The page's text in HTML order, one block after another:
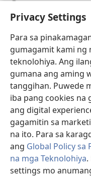
Privacy Settings
Para sa
gumagamit kami ng
teknolohiya. Ang
gumana ang aming
tanggihan. Puwede
iba pang cookies na
ang digital
gagamitin sa
na ito. Para sa
ang Global Policy sa
na mga Teknolohiya
settings mo
(may
na
bagong
window)
Watchtower ONLINE
(may
bubukas
na
bagong
window)
JW Hub ®
(may
bubukas
bagong
window)
JW Library ®
Watchtower Library®